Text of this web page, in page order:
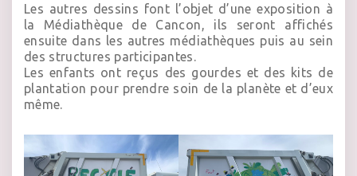
Les autres dessins font l’objet d’une exposition à
la Médiathèque de Cancon, ils seront affichés
ensuite dans les autres médiathèques puis au sein
des structures participantes.
Les enfants ont reçus des gourdes et des kits de
plantation pour prendre soin de la planète et d’eux
même.